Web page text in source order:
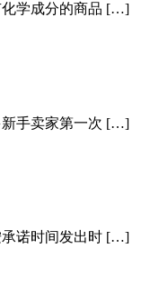
化学成分的商品 […]
新手卖家第一次 […]
承诺时间发出时 […]